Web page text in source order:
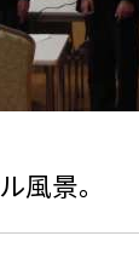
風景。